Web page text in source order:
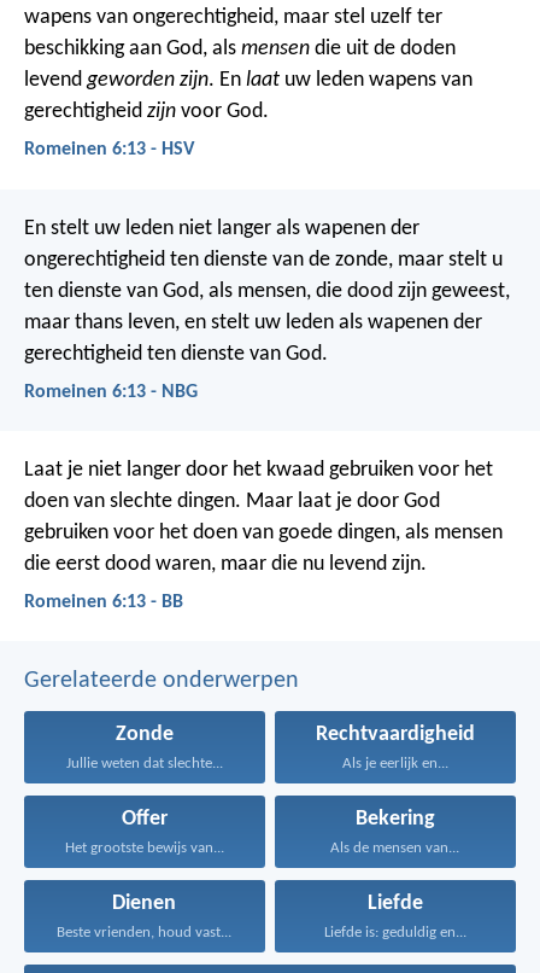
wapens van ongerechtigheid, maar stel uzelf ter
beschikking aan God, als mensen die uit de doden
levendgeworden zijn. En laat uw leden wapens van
gerechtigheid zijn voor God.
Romeinen 6:13 - HSV
En stelt uw leden niet langer als wapenen der
ongerechtigheid ten dienste van de zonde, maar stelt u
ten dienste van God, als mensen, die dood zijn geweest,
maar thans leven, en stelt uw leden als wapenen der
gerechtigheid ten dienste van God.
Romeinen 6:13 - NBG
Laat je niet langer door het kwaad gebruiken voor het
doen van slechte dingen. Maar laat je door God
gebruiken voor het doen van goede dingen, als mensen
die eerst dood waren, maar die nu levend zijn.
Romeinen 6:13 - BB
Gerelateerde onderwerpen
Zonde
Jullie weten dat slechte...
Rechtvaardigheid
Als je eerlijk en...
Offer
Het grootste bewijs van...
Bekering
Als de mensen van...
Dienen
Beste vrienden, houd vast...
Liefde
Liefde is: geduldig en...